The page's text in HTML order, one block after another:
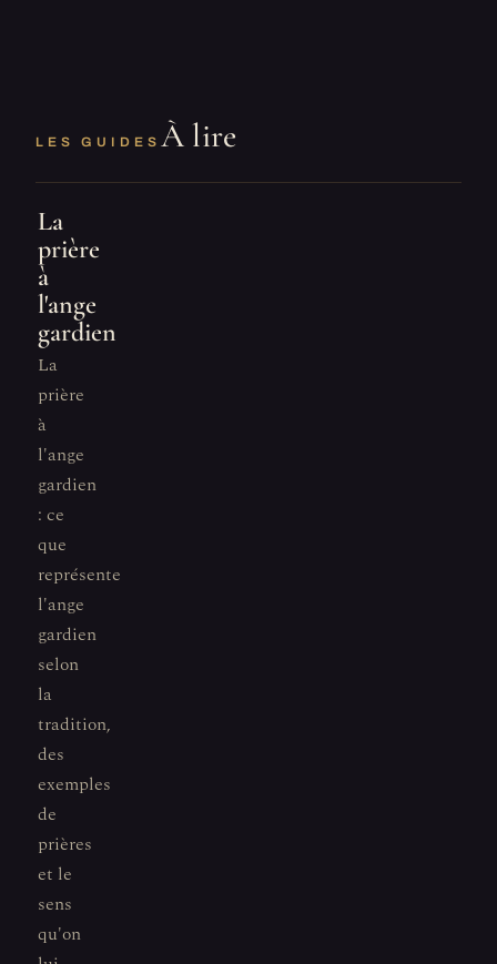
LES GUIDES À lire
La
prière
à
l'ange
gardien
La
prière
à
l'ange
gardien
: ce
que
représente
l'ange
gardien
selon
la
tradition,
des
exemples
de
prières
et le
sens
qu'on